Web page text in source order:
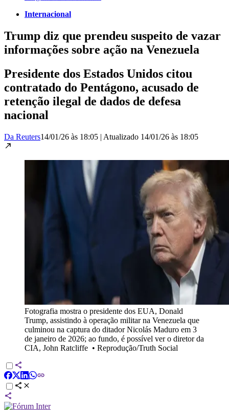
Internacional
Trump diz que prendeu suspeito de vazar
informações sobre ação na Venezuela
Presidente dos Estados Unidos citou
contratado do Pentágono, acusado de
retenção ilegal de dados de defesa
nacional
Da Reuters14/01/26 às 18:05 | Atualizado 14/01/26 às 18:05
Fotografia mostra o presidente dos EUA, Donald
Trump, assistindo à operação militar na Venezuela que
culminou na captura do ditador Nicolás Maduro em 3
de janeiro de 2026; ao fundo, é possível ver o diretor da
CIA, John Ratcliffe • Reprodução/Truth Social